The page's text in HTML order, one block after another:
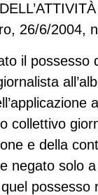
26/6/2004,
il possesso
collettivo
e della
negato solo
possesso